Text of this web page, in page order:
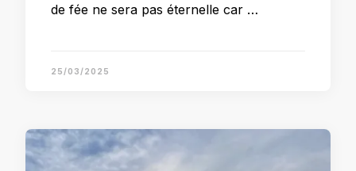
de fée ne sera pas éternelle car …
25/03/2025